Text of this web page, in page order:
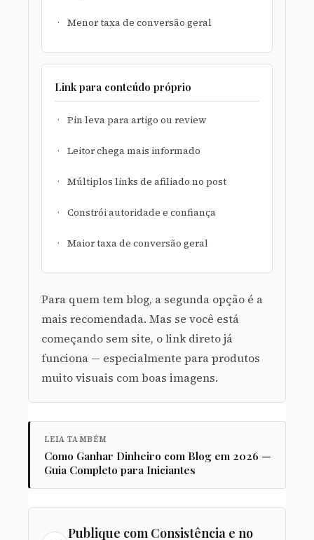
Menor taxa de conversão geral
Link para conteúdo próprio
Pin leva para artigo ou review
Leitor chega mais informado
Múltiplos links de afiliado no post
Constrói autoridade e confiança
Maior taxa de conversão geral
Para quem tem blog, a segunda opção é a
mais recomendada. Mas se você está
começando sem site, o link direto já
funciona — especialmente para produtos
muito visuais com boas imagens.
LEIA TAMBÉM
Como Ganhar Dinheiro com Blog em 2026 —
Guia Completo para Iniciantes
Publique com Consistência e no